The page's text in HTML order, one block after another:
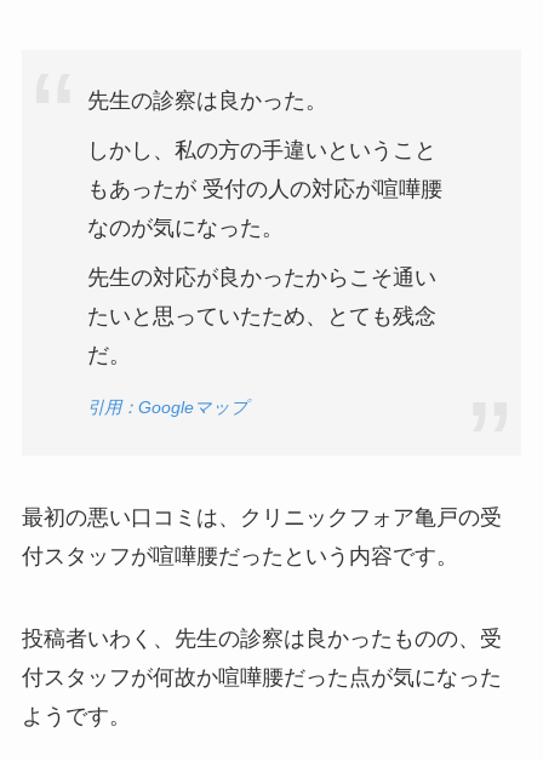
先生の診察は良かった。
しかし、私の方の手違いということ
もあったが 受付の人の対応が喧嘩腰
なのが気になった。
先生の対応が良かったからこそ通い
たいと思っていたため、とても残念
だ。
引用：Googleマップ
最初の悪い口コミは、クリニックフォア亀戸の受
付スタッフが喧嘩腰だったという内容です。
投稿者いわく、先生の診察は良かったものの、受
付スタッフが何故か喧嘩腰だった点が気になった
ようです。